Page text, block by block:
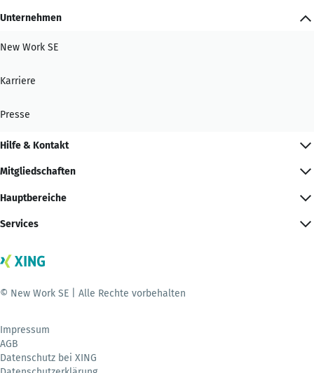
Unternehmen
New Work SE
Karriere
Presse
Hilfe & Kontakt
Mitgliedschaften
Hauptbereiche
Services
© New Work SE | Alle Rechte vorbehalten
Impressum
AGB
Datenschutz bei XING